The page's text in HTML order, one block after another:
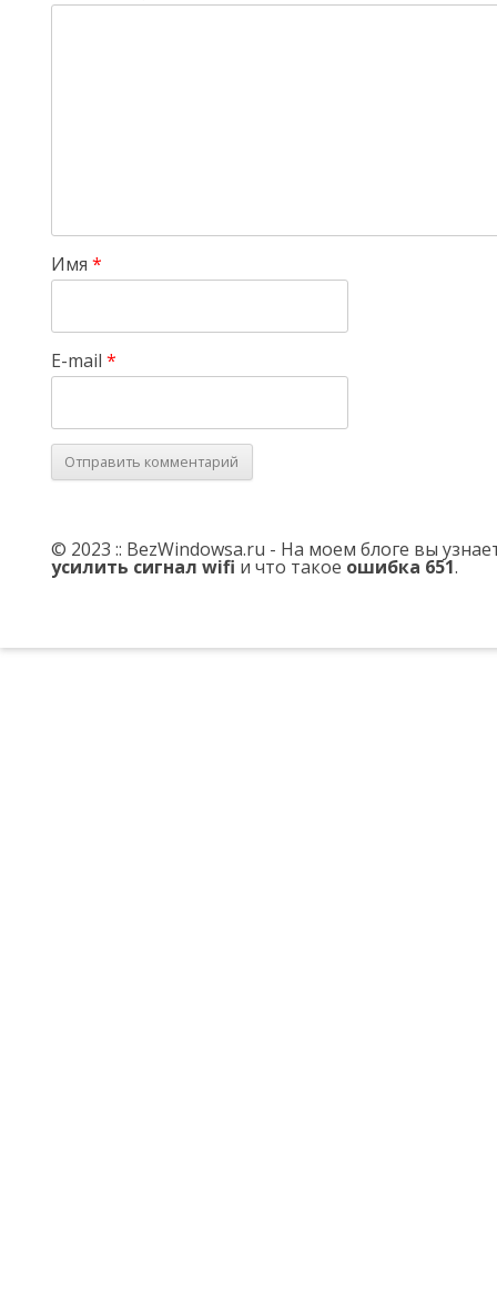
Имя *
E-mail *
© 2023 :: BezWindowsa.ru - На моем блоге вы
усилить сигнал wifi и что такое ошибка 651.